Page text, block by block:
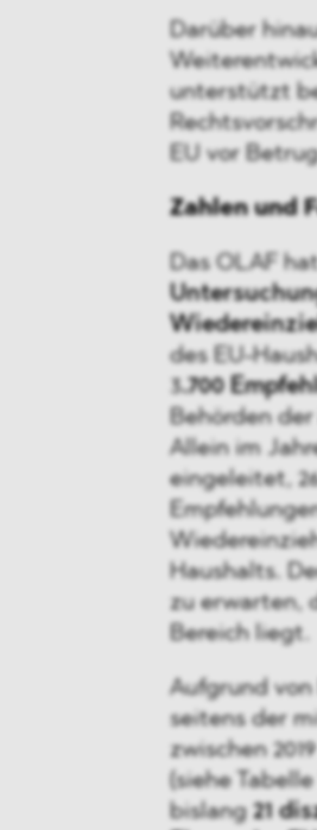
Darüber
unterstützt
EU vor
Zahlen und
Das OLAF
des EU-
3.700
Behörden
Allein im
eingeleitet,
Haushalts.
zu erwarten,
Bereich liegt.
Aufgrund
seitens der
zwischen
(siehe
bislang 21